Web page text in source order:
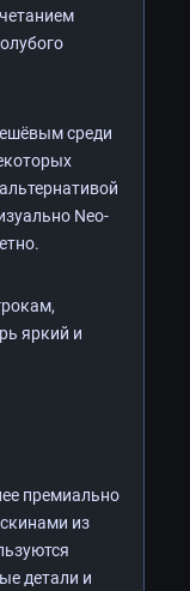
среди
Neo-
яркий и
премиально
из
детали и